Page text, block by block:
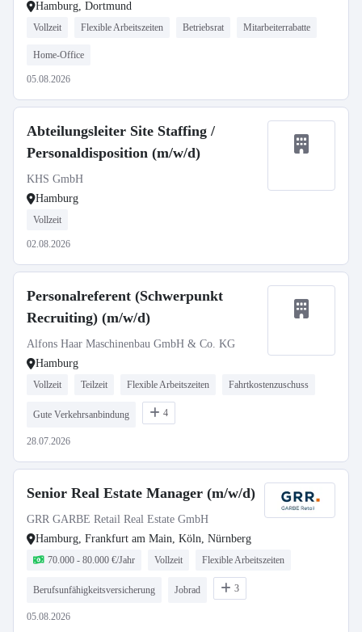
Hamburg, Dortmund
Vollzeit Flexible Arbeitszeiten Betriebsrat Mitarbeiterrabatte
Home-Office
05.08.2026
Abteilungsleiter Site Staffing /
Personaldisposition (m/w/d)
KHS GmbH
Hamburg
Vollzeit
02.08.2026
Personalreferent (Schwerpunkt
Recruiting) (m/w/d)
Alfons Haar Maschinenbau GmbH & Co. KG
Hamburg
Vollzeit Teilzeit Flexible Arbeitszeiten Fahrtkostenzuschuss
Gute Verkehrsanbindung 4
28.07.2026
Senior Real Estate Manager (m/w/d)
GRR GARBE Retail Real Estate GmbH
Hamburg, Frankfurt am Main, Köln, Nürnberg
70.000 - 80.000 €/Jahr Vollzeit Flexible Arbeitszeiten
Berufsunfähigkeitsversicherung Jobrad 3
05.08.2026